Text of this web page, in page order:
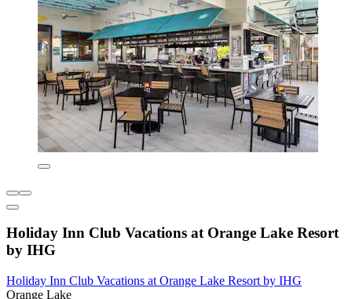
Holiday Inn Club Vacations at Orange Lake Resort
by IHG
Holiday Inn Club Vacations at Orange Lake Resort by IHG
Orange Lake